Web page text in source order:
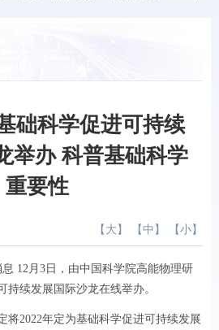
础科学促进可持续
举办 科普基础科学
重要性
【 大 】 【 中 】 【 小 】
12月3日，由中国科学院高能物理研
持续发展国际沙龙在线举办。
2022年定为基础科学促进可持续发展